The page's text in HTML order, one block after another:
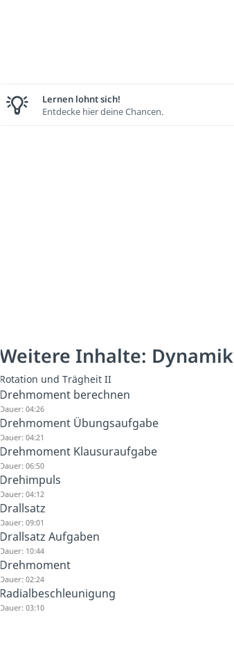
Lernen lohnt sich!
Entdecke hier deine Chancen.
Weitere Inhalte: Dynamik
Rotation und Trägheit II
Drehmoment berechnen
Dauer: 04:26
Drehmoment Übungsaufgabe
Dauer: 04:21
Drehmoment Klausuraufgabe
Dauer: 06:50
Drehimpuls
Dauer: 04:12
Drallsatz
Dauer: 09:01
Drallsatz Aufgaben
Dauer: 10:44
Drehmoment
Dauer: 02:24
Radialbeschleunigung
Dauer: 03:10